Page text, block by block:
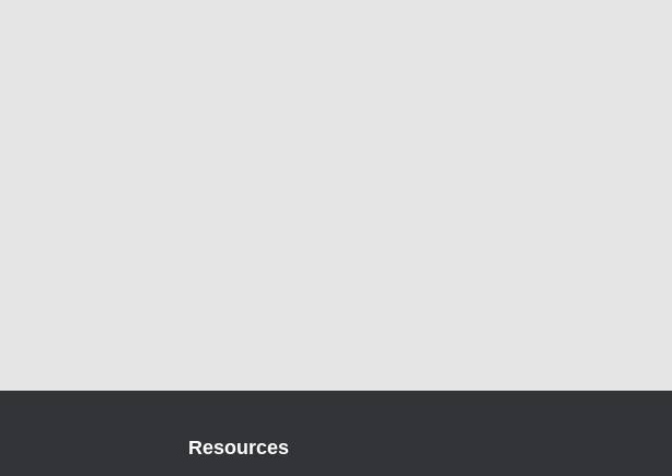
Resources